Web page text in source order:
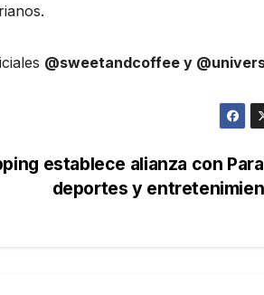
@sweetandcoffee y
establece alianza con
deportes y